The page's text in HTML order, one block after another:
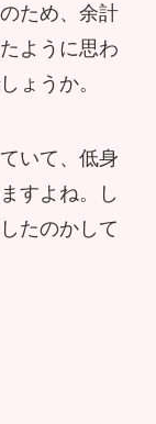
ため、余計
ように思わ
ょうか。
いて、低身
すよね。し
たのかして